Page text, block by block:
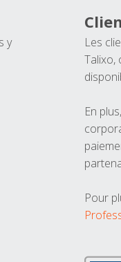
y
Les
Talixo,
En
Pour